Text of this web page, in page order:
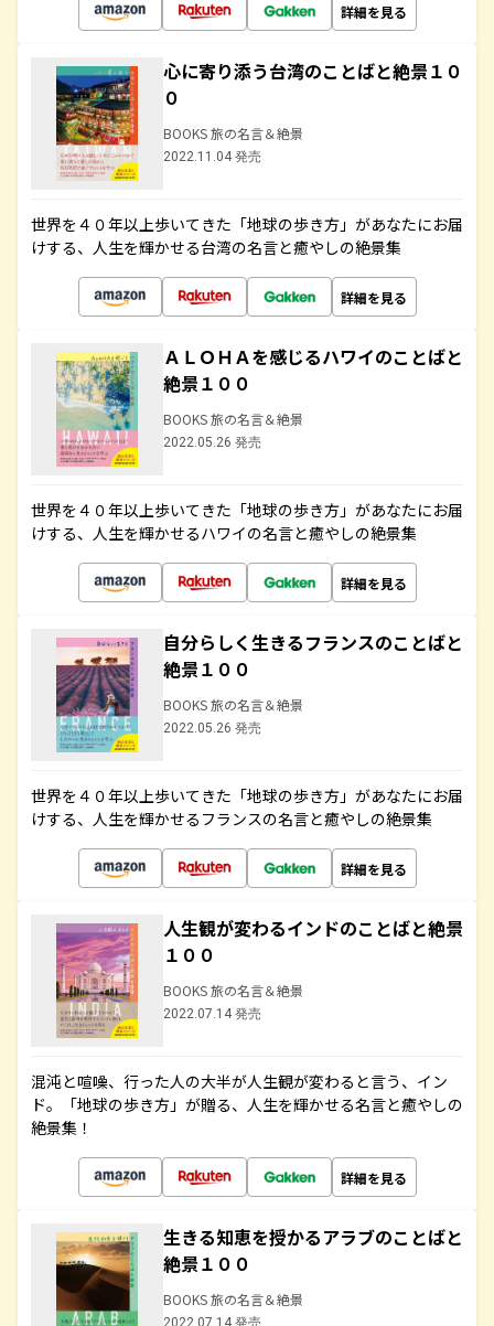
詳細を見る
心に寄り添う台湾のことばと絶景１０
０
BOOKS 旅の名言＆絶景
2022.11.04 発売
世界を４０年以上歩いてきた「地球の歩き方」があなたにお届
けする、人生を輝かせる台湾の名言と癒やしの絶景集
詳細を見る
ＡＬＯＨＡを感じるハワイのことばと
絶景１００
BOOKS 旅の名言＆絶景
2022.05.26 発売
世界を４０年以上歩いてきた「地球の歩き方」があなたにお届
けする、人生を輝かせるハワイの名言と癒やしの絶景集
詳細を見る
自分らしく生きるフランスのことばと
絶景１００
BOOKS 旅の名言＆絶景
2022.05.26 発売
世界を４０年以上歩いてきた「地球の歩き方」があなたにお届
けする、人生を輝かせるフランスの名言と癒やしの絶景集
詳細を見る
人生観が変わるインドのことばと絶景
１００
BOOKS 旅の名言＆絶景
2022.07.14 発売
混沌と喧噪、行った人の大半が人生観が変わると言う、イン
ド。「地球の歩き方」が贈る、人生を輝かせる名言と癒やしの
絶景集！
詳細を見る
生きる知恵を授かるアラブのことばと
絶景１００
BOOKS 旅の名言＆絶景
2022.07.14 発売